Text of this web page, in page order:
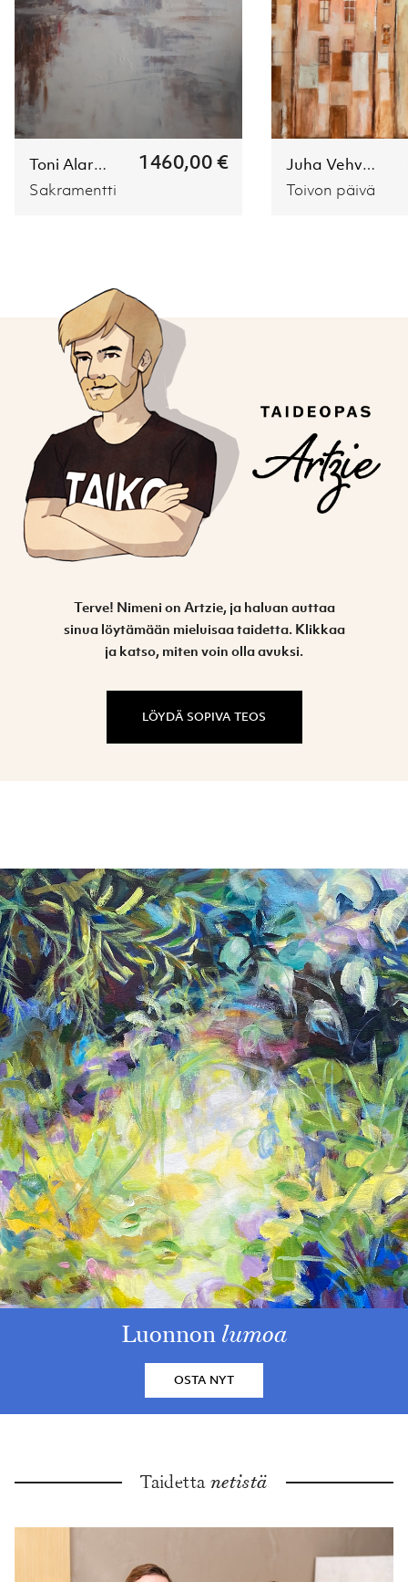
Toni Alaranta 1460,00 €
Sakramentti
Juha Vehviläinen
Toivon päivä
Terve! Nimeni on Artzie, ja haluan auttaa
sinua löytämään mieluisaa taidetta. Klikkaa
ja katso, miten voin olla avuksi.
LÖYDÄ SOPIVA TEOS
Luonnon lumoa
OSTA NYT
Taidetta netistä